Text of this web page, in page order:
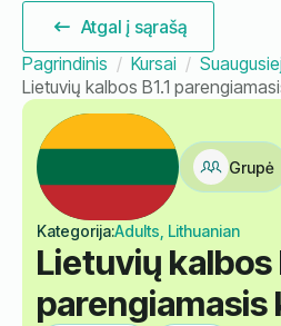
Atgal į sąrašą
Pagrindinis
Kursai
Lietuvių kalbos B1.1
Grupė
Kategorija:Adults, Lithuanian
Lietuvių kalbos
parengiamasis